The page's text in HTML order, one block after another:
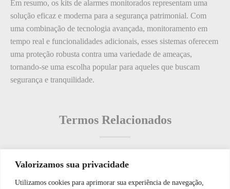
Valorizamos sua privacidade
Utilizamos cookies para aprimorar sua experiência de navegação,
Em resumo, os kits de alarmes monitorados representam uma
solução eficaz e moderna para a segurança patrimonial. Com
uma combinação de tecnologia avançada, monitoramento em
tempo real e funcionalidades adicionais, esses sistemas oferecem
uma proteção robusta contra uma variedade de ameaças,
tornando-se uma escolha popular para aqueles que buscam
segurança e tranquilidade.
Termos Relacionados
Termos populares